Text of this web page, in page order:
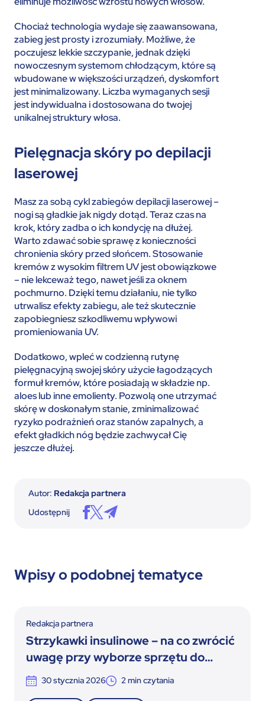
Chociaż technologia wydaje się zaawansowana,
zabieg jest prosty i zrozumiały. Możliwe, że
poczujesz lekkie szczypanie, jednak dzięki
nowoczesnym systemom chłodzącym, które są
wbudowane w większości urządzeń, dyskomfort
jest minimalizowany. Liczba wymaganych sesji
jest indywidualna i dostosowana do twojej
unikalnej struktury włosa.
Pielęgnacja skóry po depilacji
laserowej
Masz za sobą cykl zabiegów depilacji laserowej –
nogi są gładkie jak nigdy dotąd. Teraz czas na
krok, który zadba o ich kondycję na dłużej.
Warto zdawać sobie sprawę z konieczności
chronienia skóry przed słońcem. Stosowanie
kremów z wysokim filtrem UV jest obowiązkowe
– nie lekceważ tego, nawet jeśli za oknem
pochmurno. Dzięki temu działaniu, nie tylko
utrwalisz efekty zabiegu, ale też skutecznie
zapobiegniesz szkodliwemu wpływowi
promieniowania UV.
Dodatkowo, wpleć w codzienną rutynę
pielęgnacyjną swojej skóry użycie łagodzących
formuł kremów, które posiadają w składzie np.
aloes lub inne emolienty. Pozwolą one utrzymać
skórę w doskonałym stanie, zminimalizować
ryzyko podrażnień oraz stanów zapalnych, a
efekt gładkich nóg będzie zachwycał Cię
jeszcze dłużej.
Autor: Redakcja partnera
Udostępnij
Wpisy o podobnej tematyce
Redakcja partnera
Strzykawki insulinowe – na co zwrócić
uwagę przy wyborze sprzętu do
terapii insulinowej
30 stycznia 2026 2min czytania